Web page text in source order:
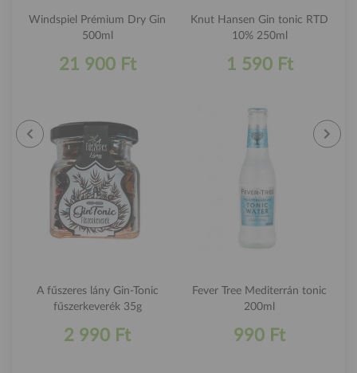
Windspiel Prémium Dry Gin
500ml
21 900 Ft
A fűszeres lány Gin-Tonic
fűszerkeverék 35g
2 990 Ft
Knut Hansen Gin tonic RTD
10% 250ml
1 590 Ft
Fever Tree Mediterrán tonic
200ml
990 Ft